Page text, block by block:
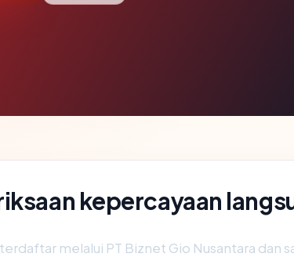
kepercayaan
terdaftar melalui PT Biznet Gio Nusantara dan